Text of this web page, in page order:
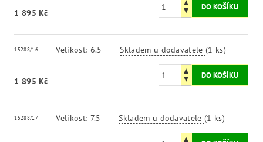
1 895 Kč
15288/16 Velikost: 6.5 Skladem u dodavatele(1 ks)
1 895 Kč
15288/17 Velikost: 7.5 Skladem u dodavatele(1 ks)